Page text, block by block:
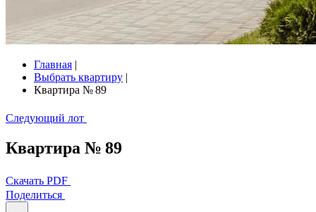
Главная |
Выбрать квартиру |
Квартира № 89
Следующий лот
Квартира № 89
Скачать PDF
Поделиться